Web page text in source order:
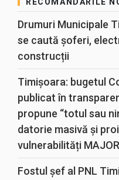
Drumuri Municipale
se caută șoferi,
construcții
Timișoara: bugetul
publicat în
propune “totul sau
datorie masivă și
vulnerabilități
Fostul șef al PNL